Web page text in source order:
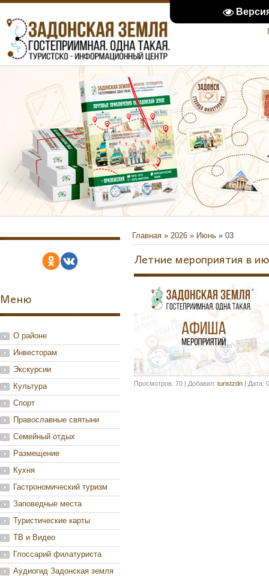
Меню
О районе
Инвесторам
Экскурсии
Культура
Спорт
Православные святыни
Семейный отдых
Размещение
Кухня
Гастрономический туризм
Заповедные места
Туристические карты
ТВ и Видео
Глоссарий филатуриста
Аудиогид Задонская земля
Главная » 2026 » Июнь » 03
Летние мероприятия в
Просмотров: 70 | Добавил: turistzdn | Дата: